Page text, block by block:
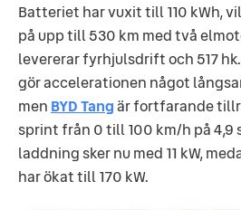
Batteriet har vuxit till 110 kWh,
på upp till 530 km med två
levererar fyrhjulsdrift och 517
gör accelerationen något
men BYD Tangär fortfarande
sprint från 0 till 100 km/h på 4,9
laddning sker nu med 11 kW,
har ökat till 170 kW.